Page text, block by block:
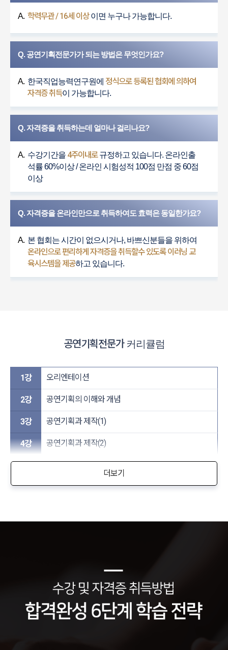
A. 학력무관 / 16세 이상이면 누구나 가능합니다.
Q. 공연기획전문가가 되는 방법은 무엇인가요?
A. 한국직업능력연구원에 정식으로 등록된 협회에 의하여
자격증 취득이 가능합니다.
Q. 자격증을 취득하는데 얼마나 걸리나요?
A. 수강기간을 4주이내로규정하고 있습니다. 온라인출
석률 60%이상 / 온라인 시험성적 100점 만점 중 60점
이상
Q. 자격증을 온라인만으로 취득하여도 효력은 동일한가요?
A. 본 협회는 시간이 없으시거나, 바쁘신분들을 위하여
온라인으로 편리하게 자격증을 취득할수 있도록 이러닝 교
육시스템을 제공하고 있습니다.
공연기획전문가 커리큘럼
1강 오리엔테이션
2강 공연기획의 이해와 개념
3강 공연기획과 제작(1)
4강 공연기획과 제작(2)
더보기